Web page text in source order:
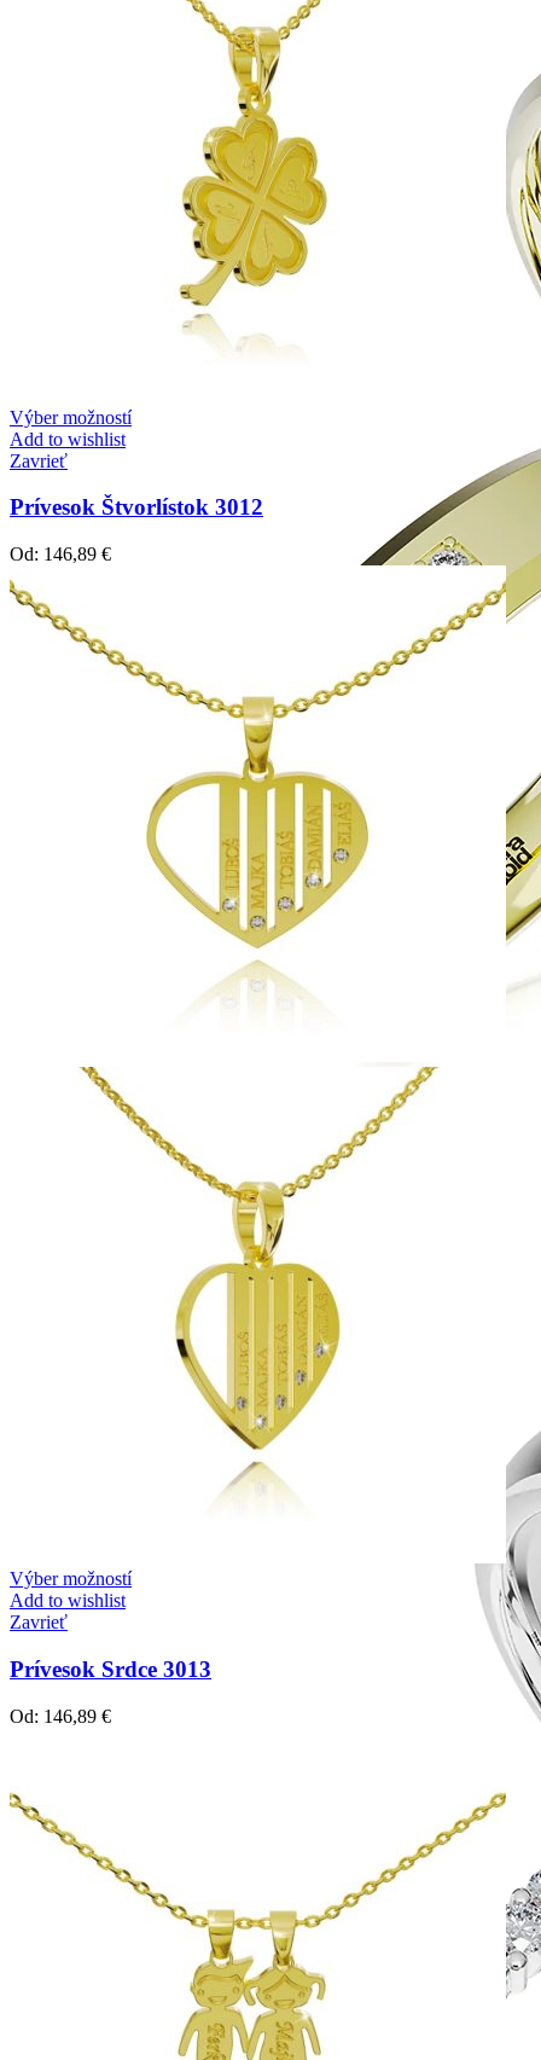
Dokonalý lesk tradičného zlata s decentnou iskrou
Výber možností
Add to wishlist
Zavrieť
Prívesok Štvorlístok 3012
Od: 146,89 €
Výber možností
Add to wishlist
Zavrieť
Prívesok Srdce 3013
Od: 146,89 €